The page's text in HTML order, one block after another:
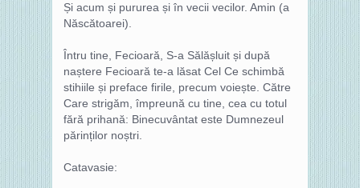
Și acum și pururea și în vecii vecilor. Amin (a
Născătoarei).
Întru tine, Fecioară, S-a Sălășluit și după
naștere Fecioară te-a lăsat Cel Ce schimbă
stihiile și preface firile, precum voiește. Către
Care strigăm, împreună cu tine, cea cu totul
fără prihană: Binecuvântat este Dumnezeul
părinților noștri.
Catavasie: